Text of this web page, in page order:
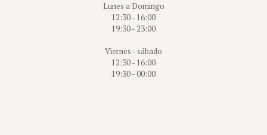
Lunes a Domingo
12:30 - 16:00
19:30 - 23:00
Viernes - sábado
12:30 - 16:00
19:30 - 00:00